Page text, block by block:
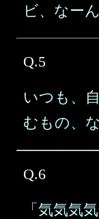
ビ、なー
Q.5
いつも、
むもの、
Q.6
「気気気